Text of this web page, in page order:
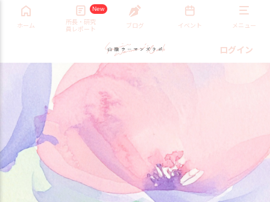
ホーム
New
所長・研究
員レポート
ブログ イベント メニュー
ログイン